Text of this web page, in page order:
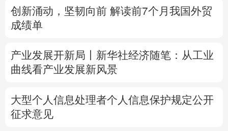
多语种频道
Русский язык
创新涌动，坚韧向前 解读前7个月我国外贸
成绩单
产业发展开新局丨 新华社经济随笔：从工业
曲线看产业发展新风景
大型个人信息处理者个人信息保护规定公开
征求意见